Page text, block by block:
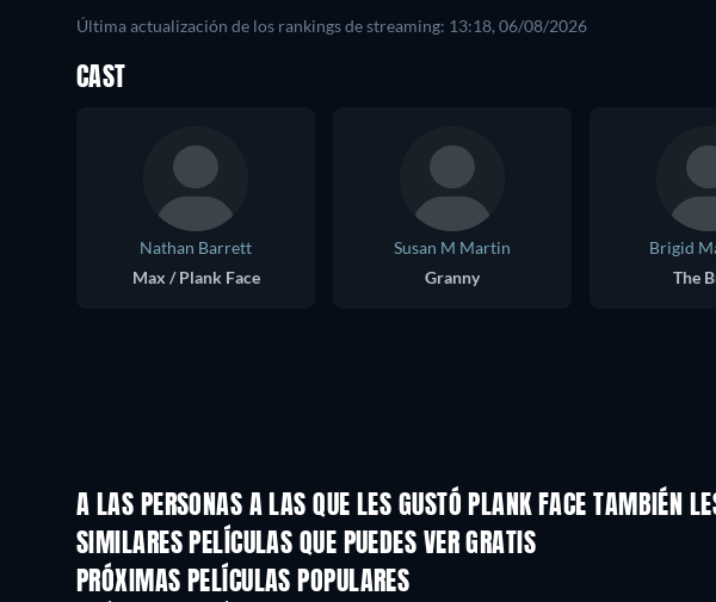
Última actualización de los rankings de streaming: 13:18, 06/08/2026
CAST
Nathan Barrett
Max / Plank Face
Susan M Martin
Granny
Brigid
The
A LAS PERSONAS A LAS QUE LES GUSTÓ PLANK FACE TAMBIÉN
TV
SIMILARES PELÍCULAS QUE PUEDES VER GRATIS
PRÓXIMAS PELÍCULAS POPULARES